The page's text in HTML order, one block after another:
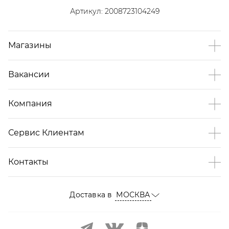
Артикул: 2008723104249
Магазины
Вакансии
Компания
Сервис Клиентам
Контакты
Доставка в МОСКВА